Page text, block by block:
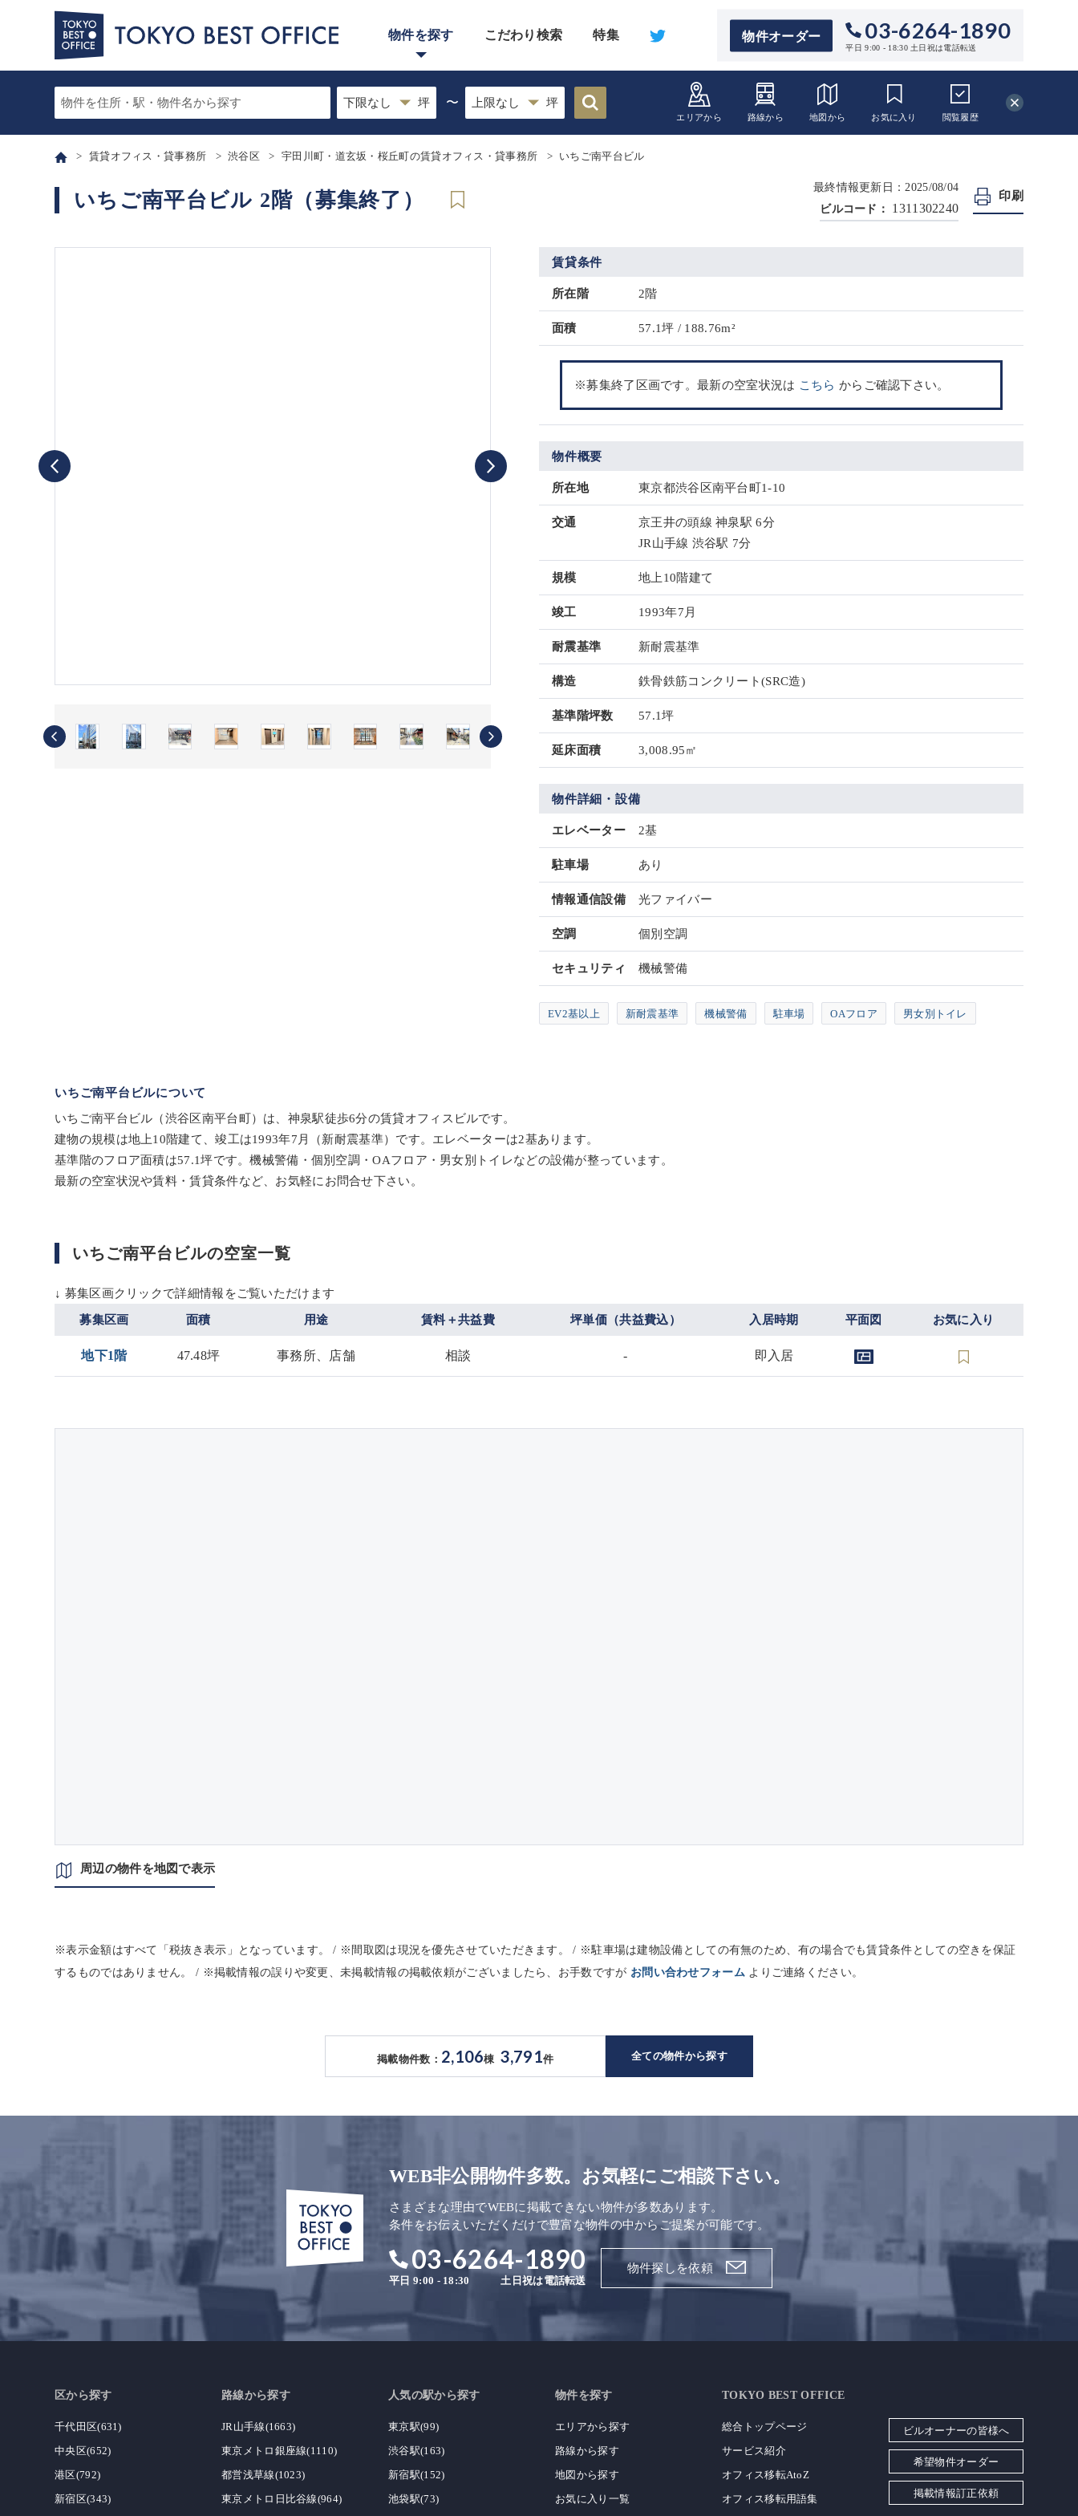
物件オーダー 03-6264-1890
平日 9:00 - 18:30 土日祝は電話転送
物件を探す こだわり検索 特集
エリアから 路線から 地図から お気に入り 閲覧履歴
〜
賃貸オフィス・貸事務所 渋谷区 宇田川町・道玄坂・桜丘町の賃貸オフィス・貸事務所 いちご南平台ビル
いちご南平台ビル 2階（募集終了）
最終情報更新日：2025/08/04
ビルコード：
1311302240
印刷
賃貸条件
所在階 2階
面積 57.1坪 / 188.76m²
※募集終了区画です。最新の空室状況は こちら からご確認下さい。
物件概要
所在地 東京都渋谷区南平台町1-10
交通
京王井の頭線 神泉駅 6分
JR山手線 渋谷駅 7分
規模 地上10階建て
竣工 1993年7月
耐震基準 新耐震基準
構造 鉄骨鉄筋コンクリート(SRC造)
基準階坪数 57.1坪
延床面積 3,008.95㎡
物件詳細・設備
エレベーター 2基
駐車場 あり
情報通信設備 光ファイバー
空調 個別空調
セキュリティ 機械警備
EV2基以上 新耐震基準 機械警備 駐車場 OAフロア 男女別トイレ
いちご南平台ビルについて
いちご南平台ビル（渋谷区南平台町）は、神泉駅徒歩6分の賃貸オフィスビルです。
建物の規模は地上10階建て、竣工は1993年7月（新耐震基準）です。エレベーターは2基あります。
基準階のフロア面積は57.1坪です。機械警備・個別空調・OAフロア・男女別トイレなどの設備が整っています。
最新の空室状況や賃料・賃貸条件など、お気軽にお問合せ下さい。
いちご南平台ビルの空室一覧
↓ 募集区画クリックで詳細情報をご覧いただけます
募集区画 面積 用途 賃料＋共益費 坪単価（共益費込） 入居時期 平面図 お気に入り
地下1階 47.48坪 事務所、店舗 相談 - 即入居
周辺の物件を地図で表示
※表示金額はすべて「税抜き表示」となっています。 / ※間取図は現況を優先させていただきます。 / ※駐車場は建物設備としての有無のため、有の場合でも賃貸条件としての空きを保証
するものではありません。 / ※掲載情報の誤りや変更、未掲載情報の掲載依頼がございましたら、お手数ですが お問い合わせフォーム よりご連絡ください。
掲載物件数： 2,106棟 3,791 件 全ての物件から探す
WEB非公開物件多数。お気軽にご相談下さい。
さまざまな理由でWEBに掲載できない物件が多数あります。
条件をお伝えいただくだけで豊富な物件の中からご提案が可能です。
03-6264-1890
平日 9:00 - 18:30 土日祝は電話転送
物件探しを依頼
区から探す
千代田区(631)
中央区(652)
港区(792)
新宿区(343)
路線から探す
JR山手線(1663)
東京メトロ銀座線(1110)
都営浅草線(1023)
東京メトロ日比谷線(964)
人気の駅から探す
東京駅(99)
渋谷駅(163)
新宿駅(152)
池袋駅(73)
物件を探す
エリアから探す
路線から探す
地図から探す
お気に入り一覧
TOKYO BEST OFFICE
総合トップページ
サービス紹介
オフィス移転AtoZ
オフィス移転用語集
ビルオーナーの皆様へ
希望物件オーダー
掲載情報訂正依頼